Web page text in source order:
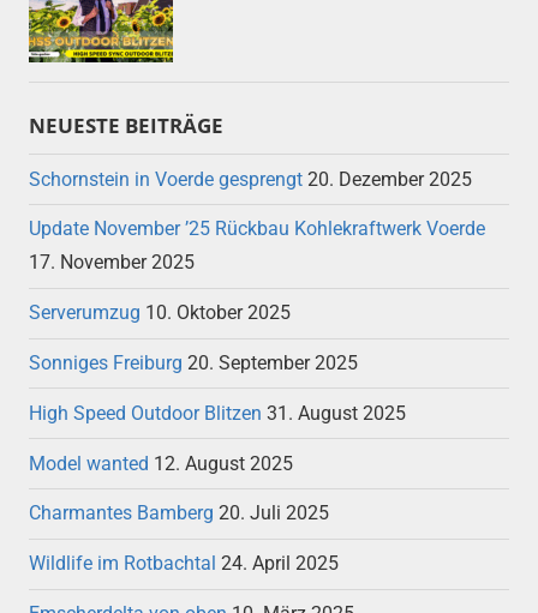
NEUESTE BEITRÄGE
Schornstein in Voerde gesprengt 20. Dezember 2025
Update November ’25 Rückbau Kohlekraftwerk Voerde
17. November 2025
Serverumzug 10. Oktober 2025
Sonniges Freiburg 20. September 2025
High Speed Outdoor Blitzen 31. August 2025
Model wanted 12. August 2025
Charmantes Bamberg 20. Juli 2025
Wildlife im Rotbachtal 24. April 2025